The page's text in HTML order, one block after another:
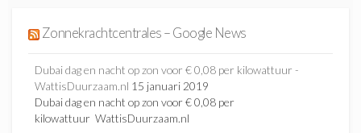
Zonnekrachtcentrales – Google News
Dubai dag en nacht op zon voor € 0,08 per kilowattuur -
WattisDuurzaam.nl 15 januari 2019
Dubai dag en nacht op zon voor € 0,08 per
kilowattuur WattisDuurzaam.nl